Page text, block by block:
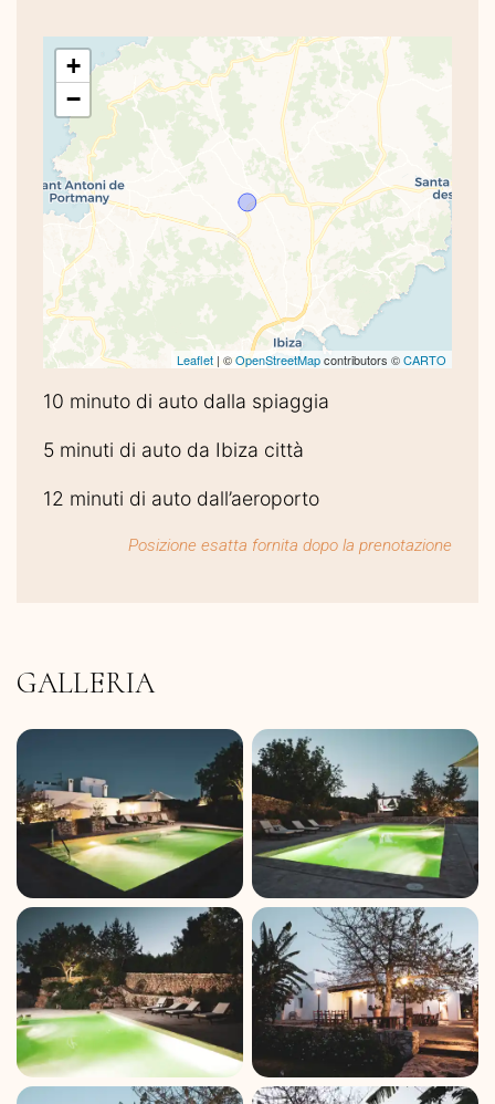
+
−
Leaflet | ©OpenStreetMapcontributors ©CARTO
10 minuto di auto dalla spiaggia
5 minuti di auto da Ibiza città
12 minuti di auto dall’aeroporto
Posizione esatta fornita dopo la prenotazione
GALLERIA